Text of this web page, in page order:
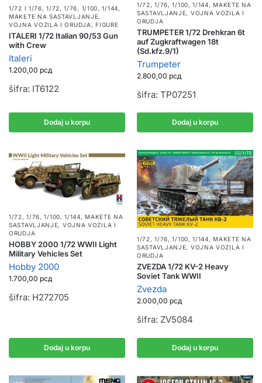
1/72 I 1/76,1/72, 1/76, 1/100, 1/144,
MAKETE NA SASTAVLJANJE,
VOJNA VOZILA I ORUDJA ,FIGURE
ITALERI 1/72 Italian 90/53 Gun
with Crew
Italeri
1.200,00 рсд
šifra: IT6122
Dodaj u korpu
1/72, 1/76, 1/100, 1/144,MAKETE NA
SASTAVLJANJE, VOJNA VOZILA I
ORUDJA
TRUMPETER 1/72 Drehkran 6t
auf Zugkraftwagen 18t
(Sd.kfz.9/1)
Trumpeter
2.800,00 рсд
šifra: TP07251
Dodaj u korpu
1/72, 1/76, 1/100, 1/144, MAKETE NA
SASTAVLJANJE, VOJNA VOZILA I
ORUDJA
HOBBY 2000 1/72 WWII Light
Military Vehicles Set
Hobby 2000
1.700,00 рсд
šifra: H272705
Dodaj u korpu
1/72, 1/76, 1/100, 1/144, MAKETE NA
SASTAVLJANJE, VOJNA VOZILA I
ORUDJA
ZVEZDA 1/72 KV-2 Heavy
Soviet Tank WWII
Zvezda
2.000,00 рсд
šifra: ZV5084
Dodaj u korpu